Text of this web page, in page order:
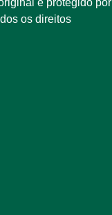
e protegido por
os direitos